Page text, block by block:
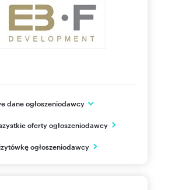
dane ogłoszeniodawcy
oferty ogłoszeniodawcy
ogłoszeniodawcy